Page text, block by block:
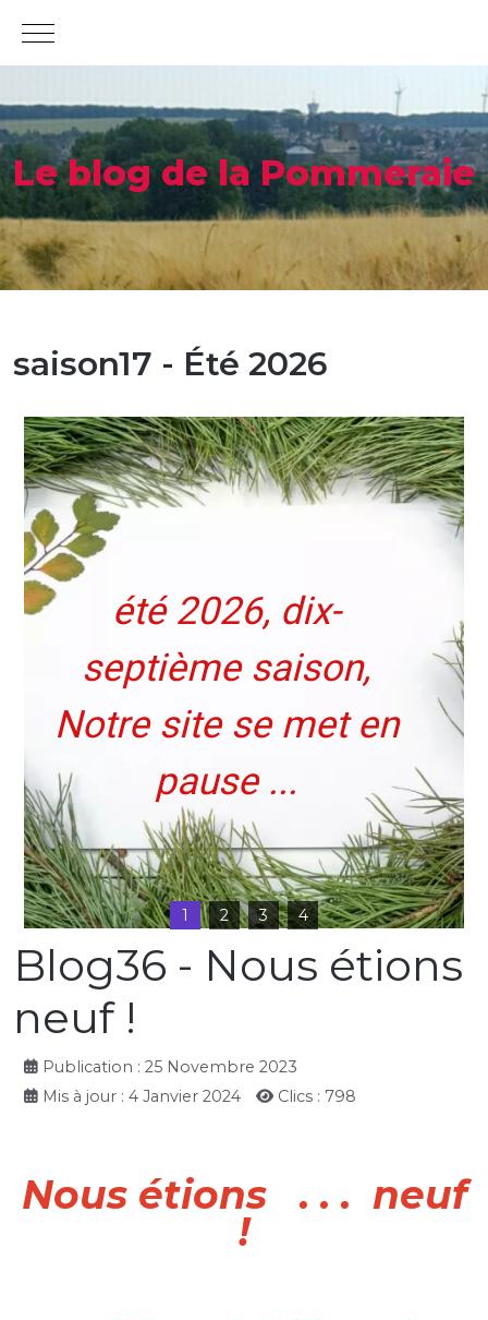
Mobile Menu Toggle
Le blog de la Pommeraie
saison17 - Été 2026
Meilleurs Voeux
été 2026, dix-
septième saison,
Notre site se met en
pause ...
1 2 3 4
Blog36 - Nous étions
neuf !
Publication : 25 Novembre 2023
Mis à jour : 4 Janvier 2024
Clics : 798
Nous étions . . . neuf
!